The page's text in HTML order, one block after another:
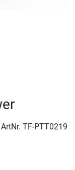
ArtNr. TF-PTT0219